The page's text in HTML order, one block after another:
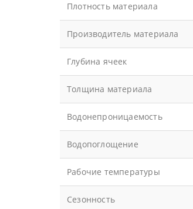
Плотность материала
Производитель материала
Глубина ячеек
Толщина материала
Водонепроницаемость
Водопоглощение
Рабочие температуры
Сезонность